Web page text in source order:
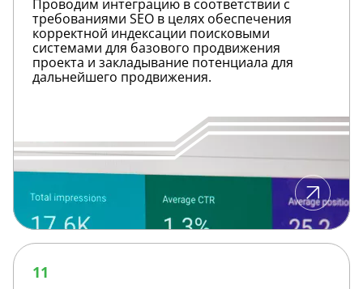
Проводим интеграцию в соответствии с
требованиями SEO в целях обеспечения
корректной индексации поисковыми
системами для базового продвижения
проекта и закладывание потенциала для
дальнейшего продвижения.
Тестирование
11